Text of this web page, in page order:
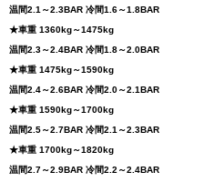
温間2.1～2.3BAR 冷間1.6～1.8BAR
★車重 1360kg～1475kg
温間2.3～2.4BAR 冷間1.8～2.0BAR
★車重 1475kg～1590kg
温間2.4～2.6BAR 冷間2.0～2.1BAR
★車重 1590kg～1700kg
温間2.5～2.7BAR 冷間2.1～2.3BAR
★車重 1700kg～1820kg
温間2.7～2.9BAR 冷間2.2～2.4BAR